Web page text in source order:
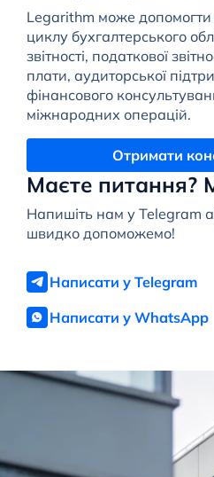
Маєте питання?
Напишіть нам у Telegram
швидко допоможемо!
Написати у Telegram
Написати у WhatsApp
Legarithm може допомогти
циклу бухгалтерського
звітності, податкової
плати, аудиторської
фінансового
міжнародних операцій.
Отримати